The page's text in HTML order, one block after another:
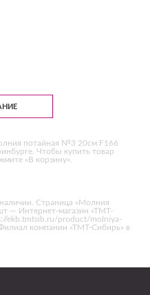
потайная №3 20см F166
Чтобы купить товар
«В корзину».
Страница «Молния
— Интернет-магазин «ТМТ-
ekb.tmtsib.ru/product/molniya-
компании «ТМТ-Сибирь» в